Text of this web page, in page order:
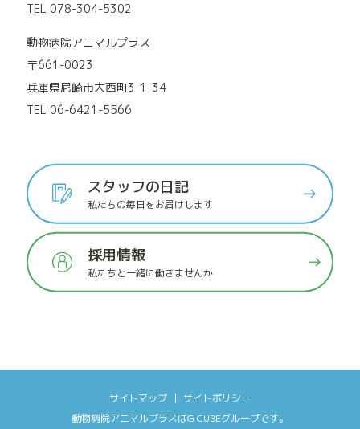
TEL 078-304-5302
動物病院アニマルプラス
〒661-0023
兵庫県尼崎市大西町3-1-34
TEL 06-6421-5566
スタッフの日記
私たちの毎日をお届けします
採用情報
私たちと一緒に働きませんか
サイトマップ
サイトポリシー
動物病院アニマルプラスはG CUBEグループです。